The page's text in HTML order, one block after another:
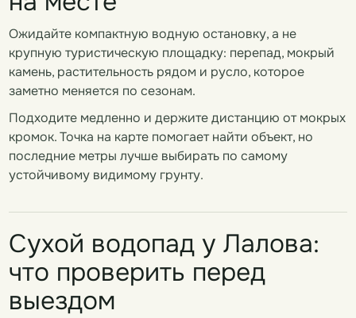
Ожидайте компактную водную остановку, а не
крупную туристическую площадку: перепад, мокрый
камень, растительность рядом и русло, которое
заметно меняется по сезонам.
Подходите медленно и держите дистанцию от мокрых
кромок. Точка на карте помогает найти объект, но
последние метры лучше выбирать по самому
устойчивому видимому грунту.
Сухой водопад у Лалова:
что проверить перед
выездом